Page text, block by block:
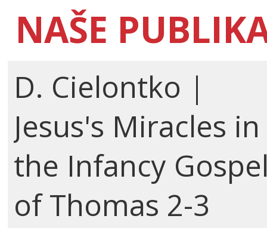
NAŠE
D. Cielontko |
Jesus's Miracles in
the Infancy
of Thomas 2-3